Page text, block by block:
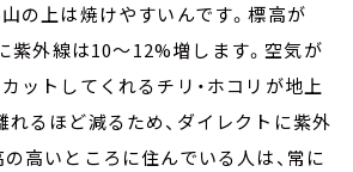
の上は焼けやすいんです。標高が
紫外線は10～12%増します。空気が
ットしてくれるチリ・ホコリが地上
るほど減るため、ダイレクトに紫外
高いところに住んでいる人は、常に